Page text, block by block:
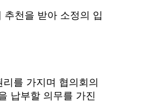
천을 받아 소정의 입
를 가지며 협의회의
할 의무를 가진